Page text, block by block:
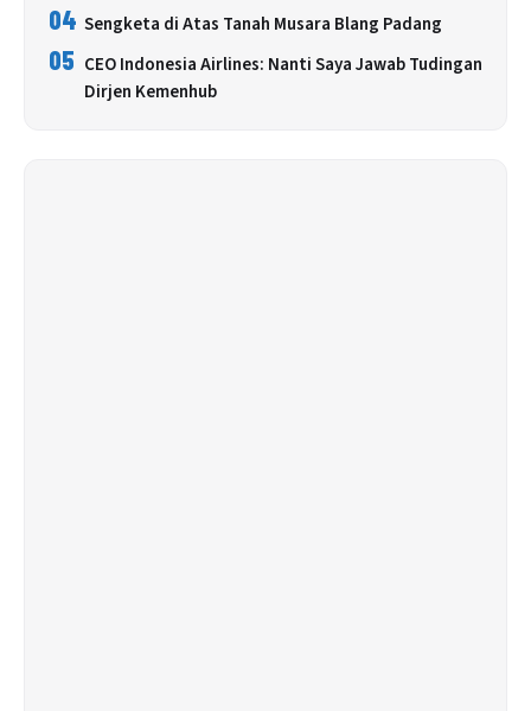
04 Sengketa di Atas Tanah Musara Blang Padang
05 CEO Indonesia Airlines: Nanti Saya Jawab Tudingan
Dirjen Kemenhub